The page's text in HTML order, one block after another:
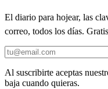
El diario para hojear, las
correo, todos los días.
Al suscribirte aceptas
baja cuando quieras.